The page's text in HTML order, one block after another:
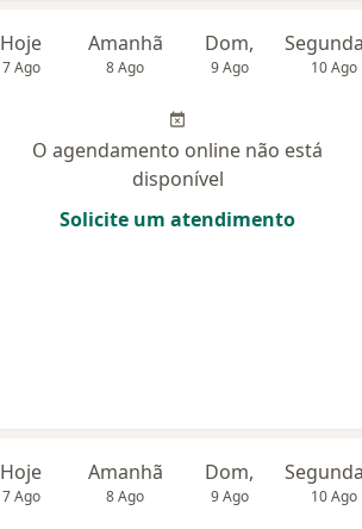
Hoje
7 Ago
Amanhã
8 Ago
Dom,
9 Ago 10 Ago
O agendamento online não está
disponível
Solicite um atendimento
Hoje
7 Ago
Amanhã
8 Ago
Dom,
9 Ago 10 Ago